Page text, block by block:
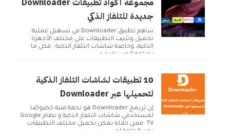
مجموعة أكواد تطبيقات Downloader
جديدة للتلفاز الذكي
ساهم تطبيق Downloader في تسهيل عملية
تحميل وتثبيت التطبيقات على مختلف الأجهزة
الذكية، وخاصة شاشات التلفاز الذكية . فكل ما
يحتاجه المستخدم ه...
10 تطبيقات لشاشات التلفاز الذكية
لتحميلها عبر Downloader
إن بُريمج Downloader هو تحفة فنية خصوصًا
لمستخدمي شاشات التلفاز الذكية و نظام Google
TV. فمن خلاله يمكن تحميل مختلف التطبيقات
دون الحاجة لم...